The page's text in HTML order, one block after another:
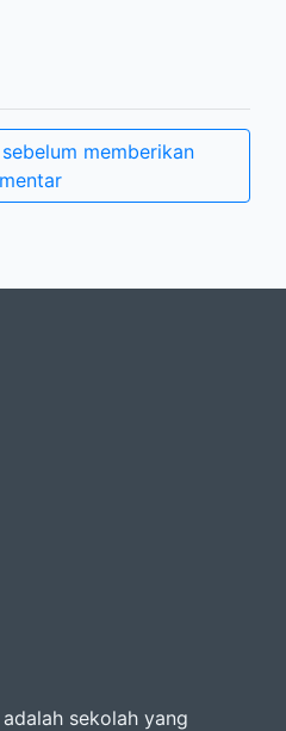
memberikan
sekolah yang